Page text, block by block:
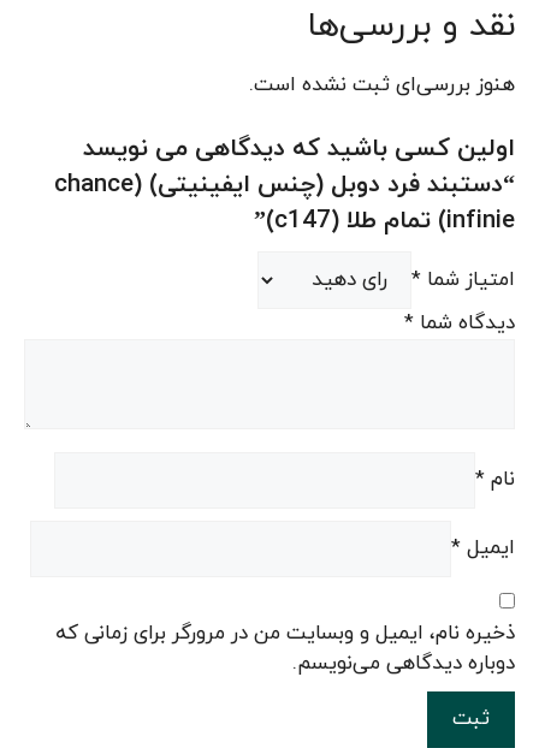
نقد و بررسی‌ها
هنوز بررسی‌ای ثبت نشده است.
اولین کسی باشید که دیدگاهی می نویسد
“دستبند فرد دوبل (چنس ایفینیتی) (chance
infinie) تمام طلا (c147)”
امتیاز شما *
دیدگاه شما *
نام *
ایمیل *
ذخیره نام، ایمیل و وبسایت من در مرورگر برای زمانی که
دوباره دیدگاهی می‌نویسم.